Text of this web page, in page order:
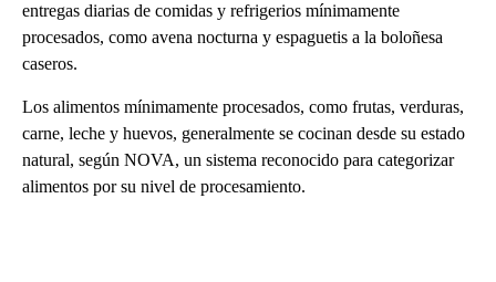
entregas diarias de comidas y refrigerios mínimamente
procesados, como avena nocturna y espaguetis a la boloñesa
caseros.
Los alimentos mínimamente procesados, como frutas, verduras,
carne, leche y huevos, generalmente se cocinan desde su estado
natural, según NOVA, un sistema reconocido para categorizar
alimentos por su nivel de procesamiento.